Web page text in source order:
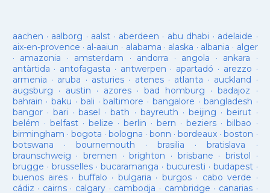
aachen · aalborg · aalst · aberdeen · abu dhabi · adelaide ·
aix-en-provence · al-aaiun · alabama · alaska · albania · alger
· amazonia · amsterdam · andorra · angola · ankara ·
antàrtida · antofagasta · antwerpen · apartadó · arezzo ·
armenia · aruba · asturies· atenes· atlanta · auckland ·
augsburg · austin · azores·bad homburg ·badajoz ·
bahrain ·baku · bali ·baltimore ·bangalore · bangladesh ·
bangor· bari ·basel ·bath · bayreuth ·beijing ·beirut ·
belém · belfast· belize · berlin ·bern ·beziers ·bilbao ·
birmingham · bogota · bologna ·bonn ·bordeaux ·boston ·
botswana · bournemouth ·brasilia ·bratislava ·
braunschweig · bremen ·brighton · brisbane · bristol ·
brugge · brusselles· bucaramanga · bucuresti · budapest·
buenos aires· buffalo · bulgaria · burgos· cabo verde ·
cádiz · cairns· calgary · cambodja · cambridge · canarias·